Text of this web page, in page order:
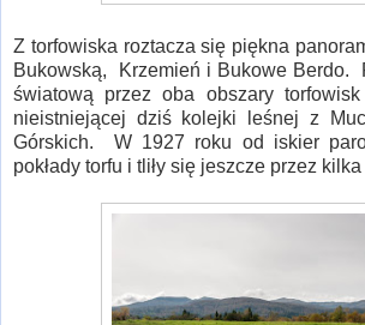
Z torfowiska roztacza się piękna
Bukowską, Krzemień i Bukowe Berdo.
światową przez oba obszary torfowisk
nieistniejącej dziś kolejki leśnej z
Górskich. W 1927 roku od iskier
pokłady torfu i tliły się jeszcze przez